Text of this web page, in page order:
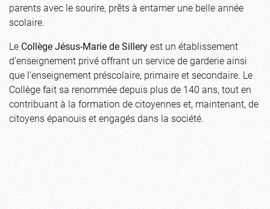
parents avec le sourire, prêts à entamer une belle année
scolaire.
LeCollège Jésus-Marie de Silleryest un établissement
d’enseignement privé offrant un service de garderie ainsi
que l’enseignement préscolaire, primaire et secondaire. Le
Collège fait sa renommée depuis plus de 140 ans, tout en
contribuant à la formation de citoyennes et, maintenant, de
citoyens épanouis et engagés dans la société.